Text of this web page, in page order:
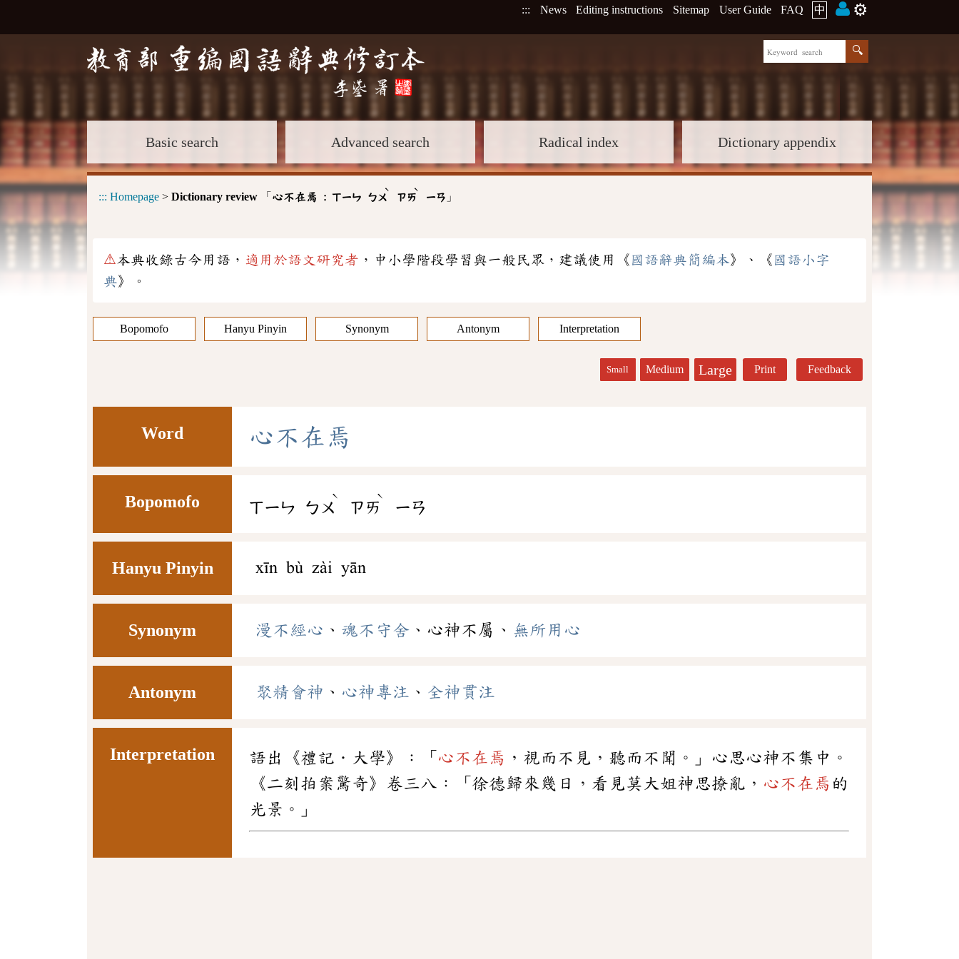
::: News Editing instructions Sitemap User Guide FAQ 中 ⚙️
Basic search Advanced search Radical index Dictionary appendix
::: Homepage > Dictionary review 「 心不在焉 : ㄒㄧㄣ ㄅㄨ
ˋ
ㄗㄞ
ˋ
ㄧㄢ 」
⚠本典收錄古今用語， 適用於語文研究者 ，中小學階段學習與一般民眾，建議使用《 國語辭典簡編本》、《 國語小字
典》。
Bopomofo Hanyu Pinyin Synonym Antonym Interpretation
Small Medium Large Print Feedback
Word 心不在 焉
Bopomofo ㄒㄧㄣ ㄅㄨ
ˋ
ㄗㄞ
ˋ
ㄧㄢ
Hanyu Pinyin xīn bù zài yān
Synonym 漫不經心 、 魂不守舍 、心神不屬、 無所用心
Antonym 聚精會神 、 心神專注 、 全神貫注
Interpretation 語出《禮記．大學》：「 心不在焉 ，視而不見，聽而不聞。」心思心神不集中。
《二刻拍案驚奇》卷三八：「徐德歸來幾日，看見莫大姐神思撩亂， 心不在焉 的
光景。」